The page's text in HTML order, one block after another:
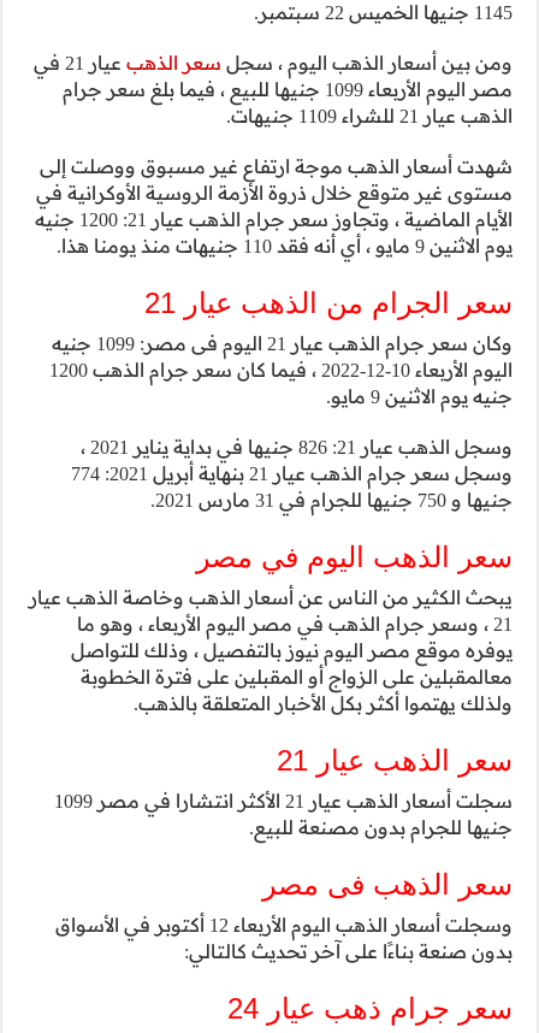
الذهب
عيار 21 في
للبيع ، فيما بلغ سعر جرام
مسبوق ووصلت إلى
الأوكرانية في
الأيام الماضية ، وتجاوز سعر جرام الذهب عيار 21: 1200 جنيه
وكان سعر جرام الذهب عيار 21 اليوم فى مصر: 1099 جنيه
اليوم الأربعاء 10-12-2022 ، فيما كان سعر جرام الذهب 1200
وسجل الذهب عيار 21: 826 جنيها في بداية يناير 2021 ،
وسجل سعر جرام الذهب عيار 21 بنهاية أبريل 2021: 774
وخاصة الذهب عيار
، وهو ما
وذلك للتواصل
فترة الخطوبة
بالذهب.
سجلت أسعار الذهب عيار 21 الأكثر انتشارا في مصر 1099
​​أسعار الذهب اليوم الأربعاء 12 أكتوبر في الأسواق